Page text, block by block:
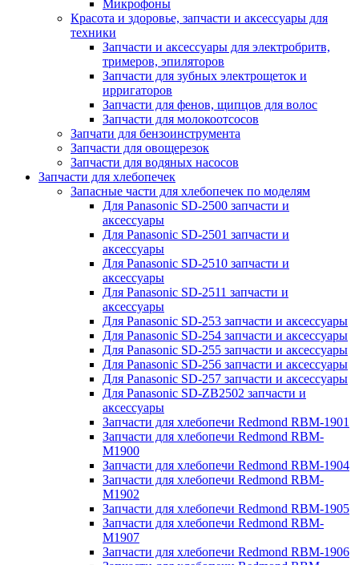
Микрофоны
Красота и здоровье, запчасти и аксессуары для
техники
Запчасти и аксессуары для электробритв,
тримеров, эпиляторов
Запчасти для зубных электрощеток и
ирригаторов
Запчасти для фенов, щипцов для волос
Запчасти для молокоотсосов
Запчати для бензоинструмента
Запчасти для овощерезок
Запчасти для водяных насосов
Запчасти для хлебопечек
Запасные части для хлебопечек по моделям
Для Panasonic SD-2500 запчасти и
аксессуары
Для Panasonic SD-2501 запчасти и
аксессуары
Для Panasonic SD-2510 запчасти и
аксессуары
Для Panasonic SD-2511 запчасти и
аксессуары
Для Panasonic SD-253 запчасти и аксессуары
Для Panasonic SD-254 запчасти и аксессуары
Для Panasonic SD-255 запчасти и аксессуары
Для Panasonic SD-256 запчасти и аксессуары
Для Panasonic SD-257 запчасти и аксессуары
Для Panasonic SD-ZB2502 запчасти и
аксессуары
Запчасти для хлебопечи Redmond RBM-1901
Запчасти для хлебопечи Redmond RBM-
M1900
Запчасти для хлебопечи Redmond RBM-1904
Запчасти для хлебопечи Redmond RBM-
M1902
Запчасти для хлебопечи Redmond RBM-1905
Запчасти для хлебопечи Redmond RBM-
M1907
Запчасти для хлебопечи Redmond RBM-1906